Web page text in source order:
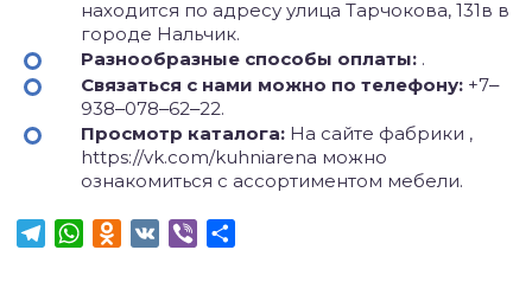
находится по адресу улица Тарчокова, 131в в
городе Нальчик.
Разнообразные способы оплаты: .
Связаться с нами можно по телефону: +7‒
938‒078‒62‒22.
Просмотр каталога: На сайте фабрики ,
https://vk.com/kuhniarena можно
ознакомиться с ассортиментом мебели.
TelegramWhatsApp
Odnoklassniki
VK Viber